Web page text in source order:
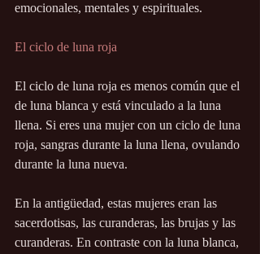
emocionales, mentales y espirituales.
El ciclo de luna roja
El ciclo de luna roja es menos común que el
de luna blanca y está vinculado a la luna
llena. Si eres una mujer con un ciclo de luna
roja, sangras durante la luna llena, ovulando
durante la luna nueva.
En la antigüedad, estas mujeres eran las
sacerdotisas, las curanderas, las brujas y las
curanderas. En contraste con la luna blanca,